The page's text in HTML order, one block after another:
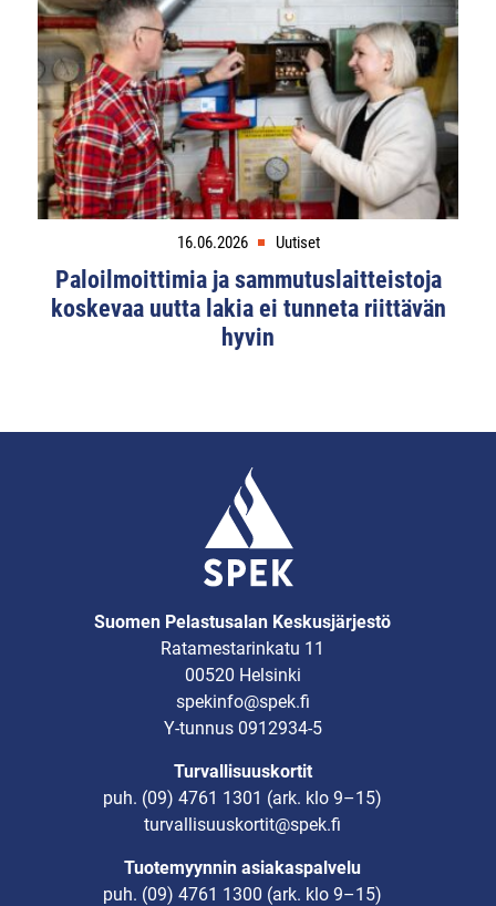
16.06.2026 Uutiset
Paloilmoittimia ja sammutuslaitteistoja
koskevaa uutta lakia ei tunneta riittävän
hyvin
Suomen Pelastusalan Keskusjärjestö
Ratamestarinkatu 11
00520 Helsinki
spekinfo@spek.fi
Y-tunnus 0912934-5
Turvallisuuskortit
puh. (09) 4761 1301 (ark. klo 9–15)
turvallisuuskortit@spek.fi
Tuotemyynnin asiakaspalvelu
puh. (09) 4761 1300 (ark. klo 9–15)